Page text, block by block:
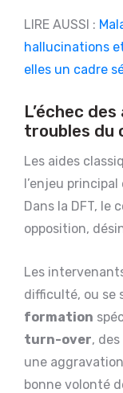
LIRE AUSSI :
hallucinations
elles un cadre
L’échec
troubles du
Les aides
l’enjeu
Dans la DFT, le
opposition,
Les
difficulté, ou se
formation
turn-over,
une
bonne volonté